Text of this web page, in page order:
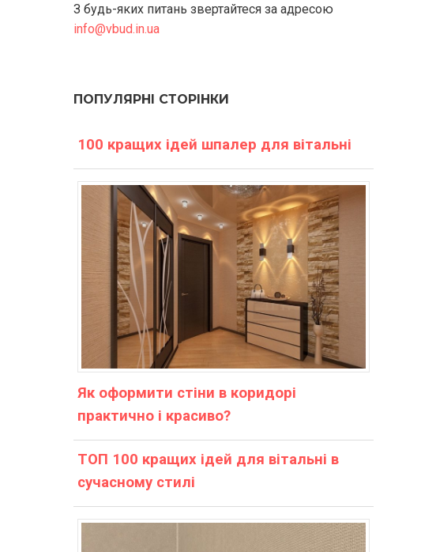
З будь-яких питань звертайтеся за адресою
info@vbud.in.ua
ПОПУЛЯРНІ СТОРІНКИ
100 кращих ідей шпалер для вітальні
Як оформити стіни в коридорі
практично і красиво?
ТОП 100 кращих ідей для вітальні в
сучасному стилі